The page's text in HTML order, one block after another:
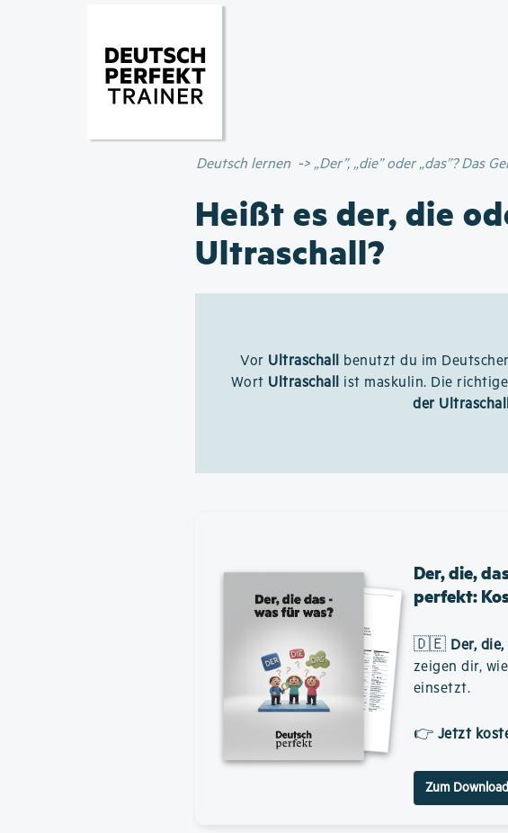
Deutsch lernen „Der”, „die” oder „das”? Das
Heißt es der, die
Ultraschall?
Vor Ultraschall benutzt du im
Wort Ultraschall ist maskulin. Die
der
Der, die,
perfekt:
🇩🇪 Der,
zeigen dir,
einsetzt.
👉 Jetzt
Zum Download